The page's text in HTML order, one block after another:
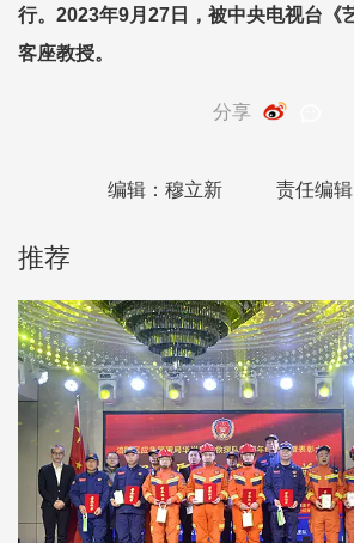
行。2023年9月27日，被中央电视台《
客座教授。
分享
编辑：穆立新 责任编
推荐